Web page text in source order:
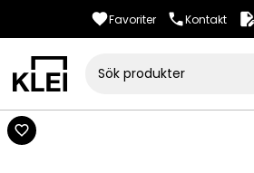
Favoriter Kontakt